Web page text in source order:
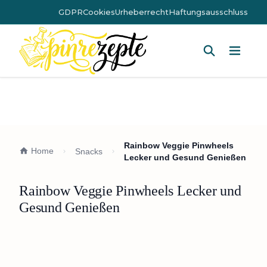
GDPRCookiesUrheberrechtHaftungsausschluss
Home Snacks
Rainbow Veggie Pinwheels
Lecker und Gesund Genießen
Rainbow Veggie Pinwheels Lecker und
Gesund Genießen